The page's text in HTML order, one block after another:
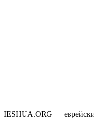
IESHUA.ORG —